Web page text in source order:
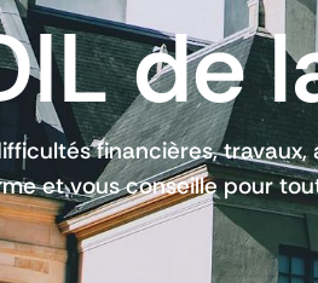
de
financières, travaux,
et vous conseille pour